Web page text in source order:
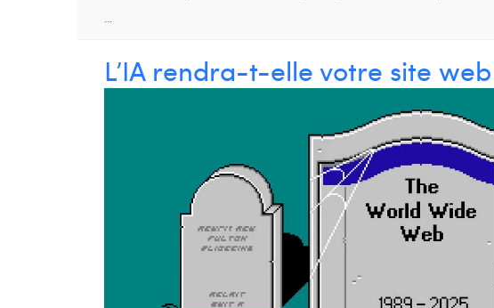
...
L’IA rendra-t-elle votre site